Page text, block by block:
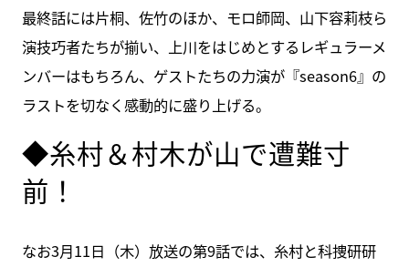
最終話には片桐、佐竹のほか、モロ師岡、山下容莉枝ら
演技巧者たちが揃い、上川をはじめとするレギュラーメ
ンバーはもちろん、ゲストたちの力演が『season6』の
ラストを切なく感動的に盛り上げる。
◆糸村＆村木が山で遭難寸
前！
なお3月11日（木）放送の第9話では、糸村と科捜研研